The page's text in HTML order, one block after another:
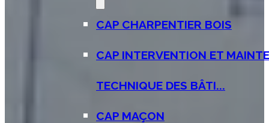
CAP CHARPENTIER BOIS
CAP INTERVENTION ET
TECHNIQUE DES BÂTI...
CAP MAÇON